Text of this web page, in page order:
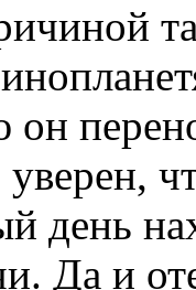
он
день
Да и